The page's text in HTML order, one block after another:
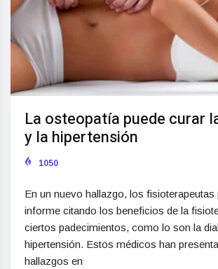
La osteopatía puede curar
y la hipertensión
1050
En un nuevo hallazgo, los fisioterapeutas
informe citando los beneficios de la
ciertos padecimientos, como lo son la
hipertensión. Estos médicos han
hallazgos en